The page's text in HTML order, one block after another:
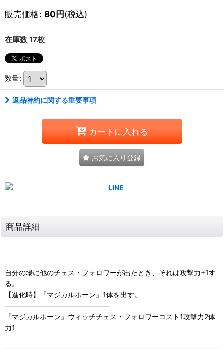
販売価格: 80円(税込)
在庫数 17枚
数量:
返品特約に関する重要事項
カートに入れる
お気に入り登録
商品詳細
自分の場に他のチェス・フォロワーが出たとき、それは攻撃力+1す
る。
【進化時】『マジカルポーン』1体を出す。
―――――――――――――――
『マジカルポーン』ウィッチチェス・フォロワーコスト1攻撃力2体
力1